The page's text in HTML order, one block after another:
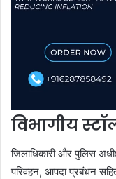
विभागीय
जिलाधिकारी और पुलिस
परिवहन, आपदा प्रबंधन